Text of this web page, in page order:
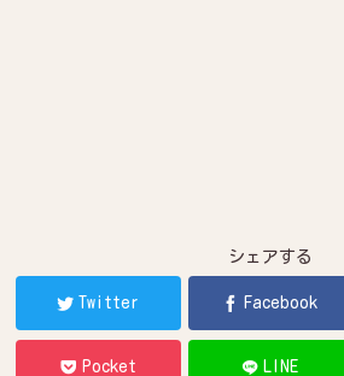
シェアする
Twitter Facebook
Pocket LINE